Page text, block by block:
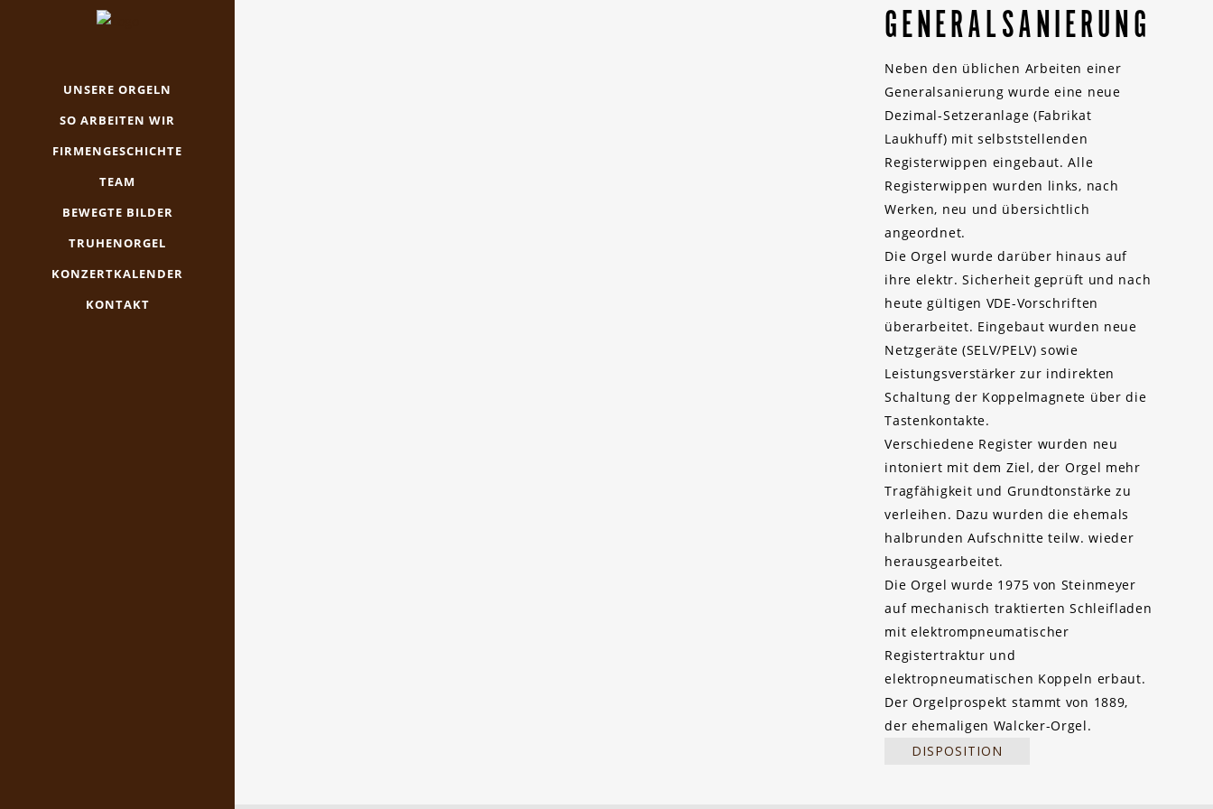
UNSERE ORGELN
SO ARBEITEN WIR
FIRMENGESCHICHTE
TEAM
BEWEGTE BILDER
TRUHENORGEL
KONZERTKALENDER
KONTAKT
GENERALSANIERUNG
Neben den üblichen Arbeiten einer
Generalsanierung wurde eine neue
Dezimal-Setzeranlage (Fabrikat
Laukhuff) mit selbststellenden
Registerwippen eingebaut. Alle
Registerwippen wurden links, nach
Werken, neu und übersichtlich
angeordnet.
Die Orgel wurde darüber hinaus auf
ihre elektr. Sicherheit geprüft und nach
heute gültigen VDE-Vorschriften
überarbeitet. Eingebaut wurden neue
Netzgeräte (SELV/PELV) sowie
Leistungsverstärker zur indirekten
Schaltung der Koppelmagnete über die
Tastenkontakte.
Verschiedene Register wurden neu
intoniert mit dem Ziel, der Orgel mehr
Tragfähigkeit und Grundtonstärke zu
verleihen. Dazu wurden die ehemals
halbrunden Aufschnitte teilw. wieder
herausgearbeitet.
Die Orgel wurde 1975 von Steinmeyer
auf mechanisch traktierten Schleifladen
mit elektrompneumatischer
Registertraktur und
elektropneumatischen Koppeln erbaut.
Der Orgelprospekt stammt von 1889,
der ehemaligen Walcker-Orgel.
DISPOSITION